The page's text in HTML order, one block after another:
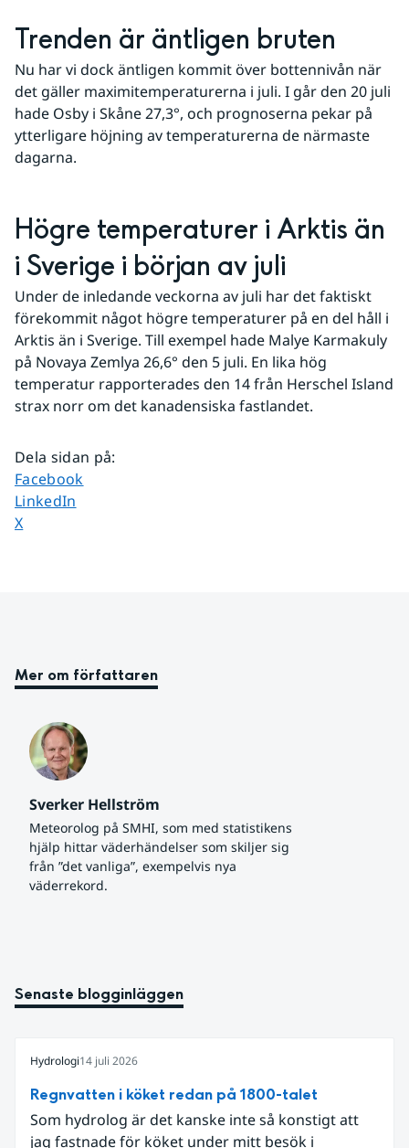
Trenden är äntligen bruten
Nu har vi dock äntligen kommit över bottennivån när
det gäller maximitemperaturerna i juli. I går den 20 juli
hade Osby i Skåne 27,3°, och prognoserna pekar på
ytterligare höjning av temperaturerna de närmaste
dagarna.
Högre temperaturer i Arktis än
i Sverige i början av juli
Under de inledande veckorna av juli har det faktiskt
förekommit något högre temperaturer på en del håll i
Arktis än i Sverige. Till exempel hade Malye Karmakuly
på Novaya Zemlya 26,6° den 5 juli. En lika hög
temperatur rapporterades den 14 från Herschel Island
strax norr om det kanadensiska fastlandet.
Dela sidan på:
Dela sidan på
Facebook
Dela sidan på
LinkedIn
Dela sidan på
X
Mer om författaren
Sverker Hellström
Meteorolog på SMHI, som med statistikens
hjälp hittar väderhändelser som skiljer sig
från ”det vanliga”, exempelvis nya
väderrekord.
Senaste blogginläggen
Hydrologi14 juli 2026
Regnvatten i köket redan på 1800-talet
Som hydrolog är det kanske inte så konstigt att
jag fastnade för köket under mitt besök i